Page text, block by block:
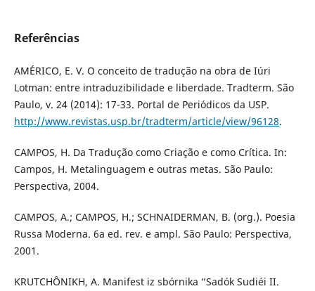
Referências
AMÉRICO, E. V. O conceito de tradução na obra de Iúri
Lotman: entre intraduzibilidade e liberdade. Tradterm. São
Paulo, v. 24 (2014): 17-33. Portal de Periódicos da USP.
http://www.revistas.usp.br/tradterm/article/view/96128.
CAMPOS, H. Da Tradução como Criação e como Crítica. In:
Campos, H. Metalinguagem e outras metas. São Paulo:
Perspectiva, 2004.
CAMPOS, A.; CAMPOS, H.; SCHNAIDERMAN, B. (org.). Poesia
Russa Moderna. 6a ed. rev. e ampl. São Paulo: Perspectiva,
2001.
KRUTCHÔNIKH, A. Manifest iz sbórnika “Sadók Sudiéi II.